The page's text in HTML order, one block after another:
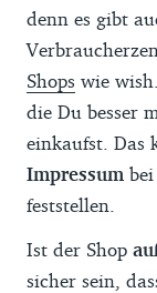
denn es gibt
Shops wie
die Du besser
einkaufst. Das
Impressum
feststellen.
Ist der Shop
sicher sein,